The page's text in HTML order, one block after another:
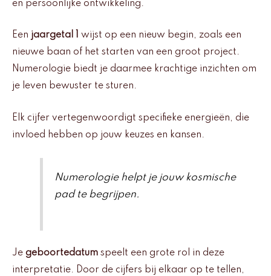
en persoonlijke ontwikkeling.
Een jaargetal 1 wijst op een nieuw begin, zoals een
nieuwe baan of het starten van een groot project.
Numerologie biedt je daarmee krachtige inzichten om
je leven bewuster te sturen.
Elk cijfer vertegenwoordigt specifieke energieën, die
invloed hebben op jouw keuzes en kansen.
Numerologie helpt je jouw kosmische
pad te begrijpen.
Je geboortedatum speelt een grote rol in deze
interpretatie. Door de cijfers bij elkaar op te tellen,